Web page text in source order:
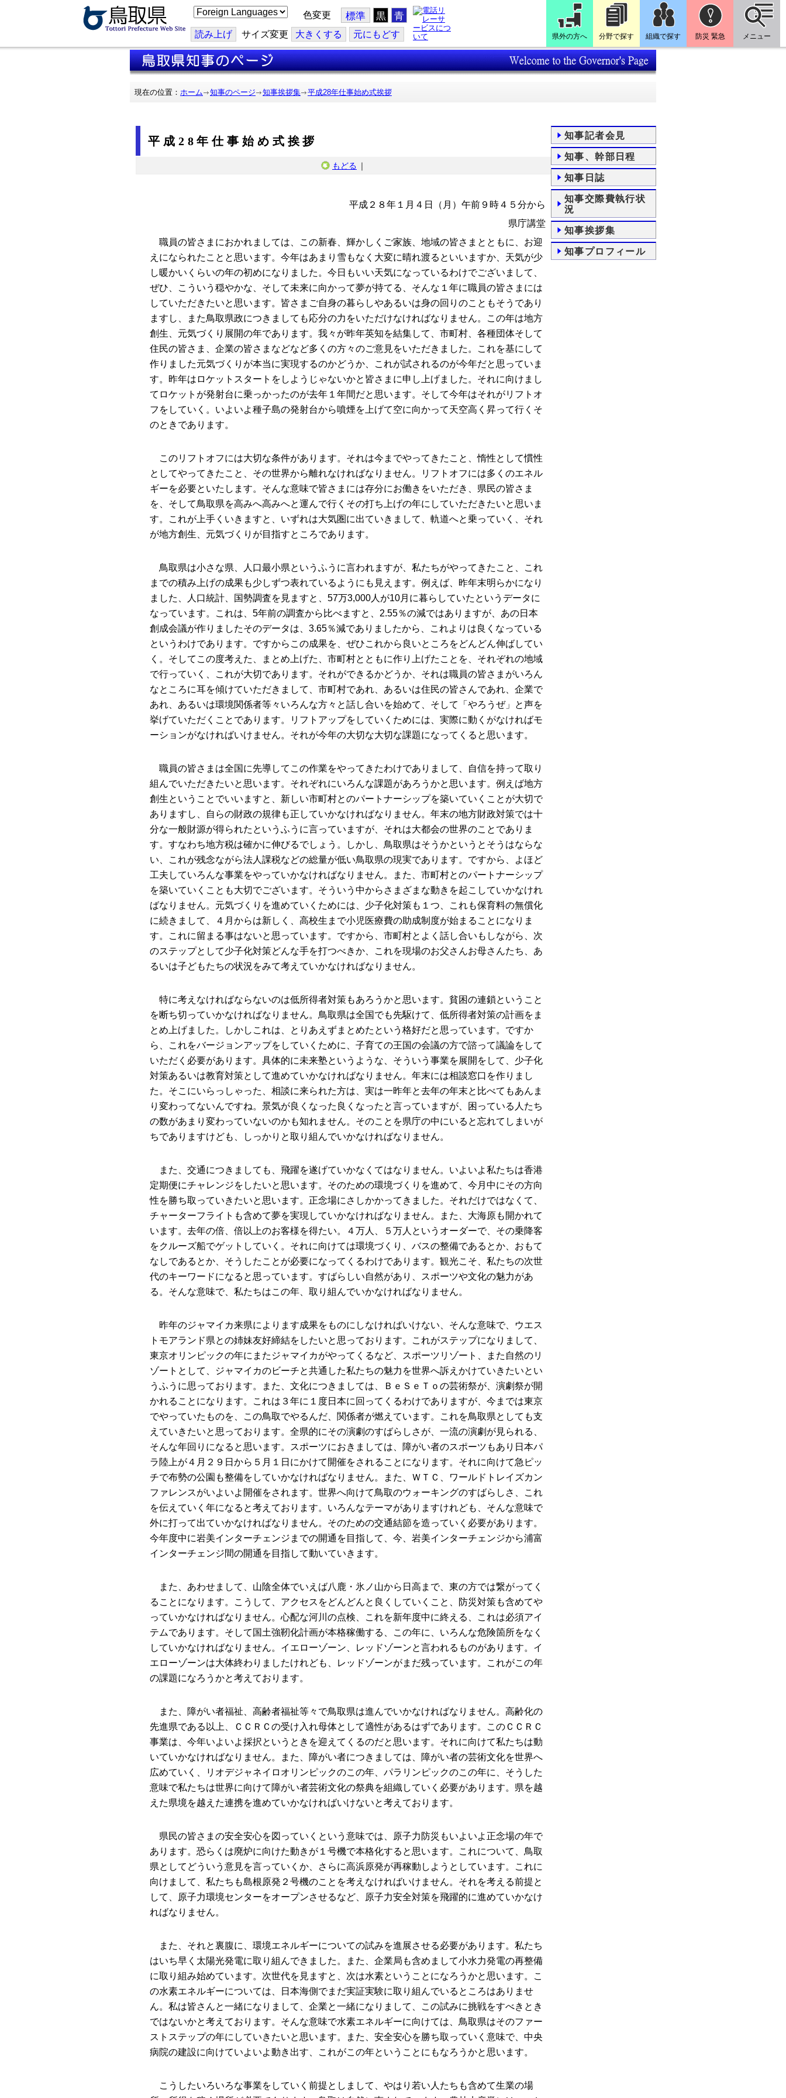
こ
の
ジ
を
翻
訳
す
色変更 標準 黒 青
読み上げ サイズ変更 大きくする 元にもどす 県外の方へ 分野で探す 組織で探す 防災 緊急 メニュー
現在の位置： ホーム 知事のページ 知事挨拶集 平成28年仕事始め式挨拶
平成28年仕事始め式挨拶
もどる ｜
平成２８年１月４日（月）午前９時４５分から
県庁講堂
職員の皆さまにおかれましては、この新春、輝かしくご家族、地域の皆さまとともに、お迎
えになられたことと思います。今年はあまり雪もなく大変に晴れ渡るといいますか、天気が少
し暖かいくらいの年の初めになりました。今日もいい天気になっているわけでございまして、
ぜひ、こういう穏やかな、そして未来に向かって夢が持てる、そんな１年に職員の皆さまには
していただきたいと思います。皆さまご自身の暮らしやあるいは身の回りのこともそうであり
ますし、また鳥取県政につきましても応分の力をいただけなければなりません。この年は地方
創生、元気づくり展開の年であります。我々が昨年英知を結集して、市町村、各種団体そして
住民の皆さま、企業の皆さまなどなど多くの方々のご意見をいただきました。これを基にして
作りました元気づくりが本当に実現するのかどうか、これが試されるのが今年だと思っていま
す。昨年はロケットスタートをしようじゃないかと皆さまに申し上げました。それに向けまし
てロケットが発射台に乗っかったのが去年１年間だと思います。そして今年はそれがリフトオ
フをしていく。いよいよ種子島の発射台から噴煙を上げて空に向かって天空高く昇って行くそ
のときであります。
このリフトオフには大切な条件があります。それは今までやってきたこと、惰性として慣性
としてやってきたこと、その世界から離れなければなりません。リフトオフには多くのエネル
ギーを必要といたします。そんな意味で皆さまには存分にお働きをいただき、県民の皆さま
を、そして鳥取県を高みへ高みへと運んで行くその打ち上げの年にしていただきたいと思いま
す。これが上手くいきますと、いずれは大気圏に出ていきまして、軌道へと乗っていく、それ
が地方創生、元気づくりが目指すところであります。
鳥取県は小さな県、人口最小県というふうに言われますが、私たちがやってきたこと、これ
までの積み上げの成果も少しずつ表れているようにも見えます。例えば、昨年末明らかになり
ました、人口統計、国勢調査を見ますと、57万3,000人が10月に暮らしていたというデータに
なっています。これは、5年前の調査から比べますと、2.55％の減ではありますが、あの日本
創成会議が作りましたそのデータは、3.65％減でありましたから、これよりは良くなっている
というわけであります。ですからこの成果を、ぜひこれから良いところをどんどん伸ばしてい
く。そしてこの度考えた、まとめ上げた、市町村とともに作り上げたことを、それぞれの地域
で行っていく、これが大切であります。それができるかどうか、それは職員の皆さまがいろん
なところに耳を傾けていただきまして、市町村であれ、あるいは住民の皆さんであれ、企業で
あれ、あるいは環境関係者等々いろんな方々と話し合いを始めて、そして「やろうぜ」と声を
挙げていただくことであります。リフトアップをしていくためには、実際に動くがなければモ
ーションがなければいけません。それが今年の大切な大切な課題になってくると思います。
職員の皆さまは全国に先導してこの作業をやってきたわけでありまして、自信を持って取り
組んでいただきたいと思います。それぞれにいろんな課題があろうかと思います。例えば地方
創生ということでいいますと、新しい市町村とのパートナーシップを築いていくことが大切で
ありますし、自らの財政の規律も正していかなければなりません。年末の地方財政対策では十
分な一般財源が得られたというふうに言っていますが、それは大都会の世界のことでありま
す。すなわち地方税は確かに伸びるでしょう。しかし、鳥取県はそうかというとそうはならな
い、これが残念ながら法人課税などの総量が低い鳥取県の現実であります。ですから、よほど
工夫していろんな事業をやっていかなければなりません。また、市町村とのパートナーシップ
を築いていくことも大切でございます。そういう中からさまざまな動きを起こしていかなけれ
ばなりません。元気づくりを進めていくためには、少子化対策も１つ、これも保育料の無償化
に続きまして、４月からは新しく、高校生まで小児医療費の助成制度が始まることになりま
す。これに留まる事はないと思っています。ですから、市町村とよく話し合いもしながら、次
のステップとして少子化対策どんな手を打つべきか、これを現場のお父さんお母さんたち、あ
るいは子どもたちの状況をみて考えていかなければなりません。
特に考えなければならないのは低所得者対策もあろうかと思います。貧困の連鎖ということ
を断ち切っていかなければなりません。鳥取県は全国でも先駆けて、低所得者対策の計画をま
とめ上げました。しかしこれは、とりあえずまとめたという格好だと思っています。ですか
ら、これをバージョンアップをしていくために、子育ての王国の会議の方で諮って議論をして
いただく必要があります。具体的に未来塾というような、そういう事業を展開をして、少子化
対策あるいは教育対策として進めていかなければなりません。年末には相談窓口を作りまし
た。そこにいらっしゃった、相談に来られた方は、実は一昨年と去年の年末と比べてもあんま
り変わってないんですね。景気が良くなった良くなったと言っていますが、困っている人たち
の数があまり変わっていないのかも知れません。そのことを県庁の中にいると忘れてしまいが
ちでありますけども、しっかりと取り組んでいかなければなりません。
また、交通につきましても、飛躍を遂げていかなくてはなりません。いよいよ私たちは香港
定期便にチャレンジをしたいと思います。そのための環境づくりを進めて、今月中にその方向
性を勝ち取っていきたいと思います。正念場にさしかかってきました。それだけではなくて、
チャーターフライトも含めて夢を実現していかなければなりません。また、大海原も開かれて
います。去年の倍、倍以上のお客様を得たい。４万人、５万人というオーダーで、その乗降客
をクルーズ船でゲットしていく。それに向けては環境づくり、バスの整備であるとか、おもて
なしであるとか、そうしたことが必要になってくるわけであります。観光こそ、私たちの次世
代のキーワードになると思っています。すばらしい自然があり、スポーツや文化の魅力があ
る。そんな意味で、私たちはこの年、取り組んでいかなければなりません。
昨年のジャマイカ来県によります成果をものにしなければいけない、そんな意味で、ウエス
トモアランド県との姉妹友好締結をしたいと思っております。これがステップになりまして、
東京オリンピックの年にまたジャマイカがやってくるなど、スポーツリゾート、また自然のリ
ゾートとして、ジャマイカのビーチと共通した私たちの魅力を世界へ訴えかけていきたいとい
うふうに思っております。また、文化につきましては、ＢｅＳｅＴｏの芸術祭が、演劇祭が開
かれることになります。これは３年に１度日本に回ってくるわけでありますが、今までは東京
でやっていたものを、この鳥取でやるんだ、関係者が燃えています。これを鳥取県としても支
えていきたいと思っております。全県的にその演劇のすばらしさが、一流の演劇が見られる、
そんな年回りになると思います。スポーツにおきましては、障がい者のスポーツもあり日本パ
ラ陸上が４月２９日から５月１日にかけて開催をされることになります。それに向けて急ピッ
チで布勢の公園も整備をしていかなければなりません。また、ＷＴＣ、ワールドトレイズカン
ファレンスがいよいよ開催をされます。世界へ向けて鳥取のウォーキングのすばらしさ、これ
を伝えていく年になると考えております。いろんなテーマがありますけれども、そんな意味で
外に打って出ていかなければなりません。そのための交通結節を造っていく必要があります。
今年度中に岩美インターチェンジまでの開通を目指して、今、岩美インターチェンジから浦富
インターチェンジ間の開通を目指して動いていきます。
また、あわせまして、山陰全体でいえば八鹿・氷ノ山から日高まで、東の方では繋がってく
ることになります。こうして、アクセスをどんどんと良くしていくこと、防災対策も含めてや
っていかなければなりません。心配な河川の点検、これを新年度中に終える、これは必須アイ
テムであります。そして国土強靭化計画が本格稼働する、この年に、いろんな危険箇所をなく
していかなければなりません。イエローゾーン、レッドゾーンと言われるものがあります。イ
エローゾーンは大体終わりましたけれども、レッドゾーンがまだ残っています。これがこの年
の課題になろうかと考えております。
また、障がい者福祉、高齢者福祉等々で鳥取県は進んでいかなければなりません。高齢化の
先進県である以上、ＣＣＲＣの受け入れ母体として適性があるはずであります。このＣＣＲＣ
事業は、今年いよいよ採択というときを迎えてくるのだと思います。それに向けて私たちは動
いていかなければなりません。また、障がい者につきましては、障がい者の芸術文化を世界へ
広めていく、リオデジャネイロオリンピックのこの年、パラリンピックのこの年に、そうした
意味で私たちは世界に向けて障がい者芸術文化の祭典を組織していく必要があります。県を越
えた県境を越えた連携を進めていかなければいけないと考えております。
県民の皆さまの安全安心を図っていくという意味では、原子力防災もいよいよ正念場の年で
あります。恐らくは廃炉に向けた動きが１号機で本格化すると思います。これについて、鳥取
県としてどういう意見を言っていくか、さらに高浜原発が再稼動しようとしています。これに
向けまして、私たちも島根原発２号機のことを考えなければいけません。それを考える前提と
して、原子力環境センターをオープンさせるなど、原子力安全対策を飛躍的に進めていかなけ
ればなりません。
また、それと裏腹に、環境エネルギーについての試みを進展させる必要があります。私たち
はいち早く太陽光発電に取り組んできました。また、企業局も含めまして小水力発電の再整備
に取り組み始めています。次世代を見ますと、次は水素ということになろうかと思います。こ
の水素エネルギーについては、日本海側でまだ実証実験に取り組んでいるところはありませ
ん。私は皆さんと一緒になりまして、企業と一緒になりまして、この試みに挑戦をすべきとき
ではないかと考えております。そんな意味で水素エネルギーに向けては、鳥取県はそのファー
ストステップの年にしていきたいと思います。また、安全安心を勝ち取っていく意味で、中央
病院の建設に向けていよいよ動き出す、これがこの年ということにもなろうかと思います。
こうしたいろいろな事業をしていく前提としまして、やはり若い人たちも含めて生業の場
知事記者会見
知事、幹部日程
知事日誌
知事交際費執行状
況
知事挨拶集
知事プロフィール